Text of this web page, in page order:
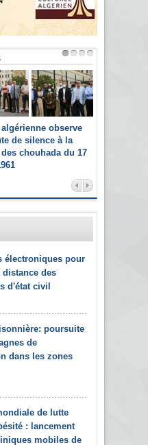
algérienne observe
de silence à la
chouhada du 17
électroniques pour
distance des
d'état civil
poursuite
de
dans les zones
de lutte
: lancement
mobiles de